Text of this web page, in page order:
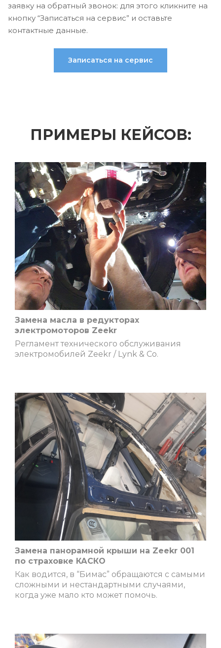
заявку на обратный звонок: для этого кликните на
кнопку “Записаться на сервис” и оставьте
контактные данные.
Записаться на сервис
ПРИМЕРЫ КЕЙСОВ:
Замена масла в редукторах
электромоторов Zeekr
Регламент технического обслуживания
электромобилей Zeekr / Lynk & Co.
Замена панорамной крыши на Zeekr 001
по страховке КАСКО
Как водится, в “Бимас” обращаются с самыми
сложными и нестандартными случаями,
когда уже мало кто может помочь.